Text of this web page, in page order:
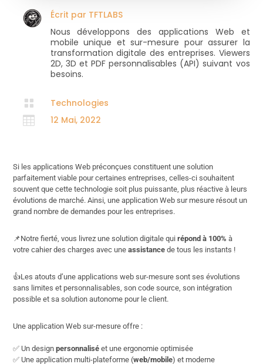
Écrit par TFTLABS
Nous développons des applications Web et
mobile unique et sur-mesure pour assurer la
transformation digitale des entreprises. Viewers
2D, 3D et PDF personnalisables (API) suivant vos
besoins.

Technologies

12 Mai, 2022
Si les applications Web préconçues constituent une solution
parfaitement viable pour certaines entreprises, celles-ci souhaitent
souvent que cette technologie soit plus puissante, plus réactive à leurs
évolutions de marché. Ainsi, une application Web sur mesure résout un
grand nombre de demandes pour les entreprises.
📌Notre fierté, vous livrez une solution digitale quirépond à 100% à
votre cahier des charges avec uneassistancede tous les instants !
👍Les atouts d’une applications web sur-mesure sont ses évolutions
sans limites et personnalisables, son code source, son intégration
possible et sa solution autonome pour le client.
Une application Web sur-mesure offre :
✅ Un designpersonnaliséet une ergonomie optimisée
✅ Une application multi-plateforme (web/mobile) et moderne